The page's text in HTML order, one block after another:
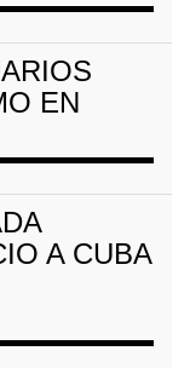
EN
A CUBA